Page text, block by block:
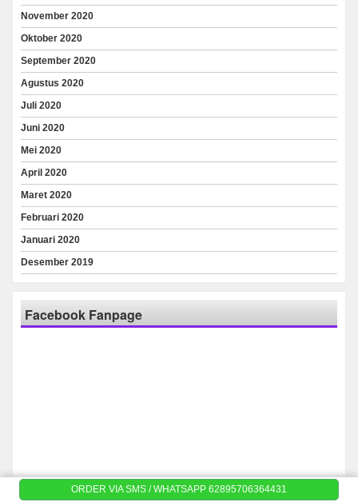
November 2020
Oktober 2020
September 2020
Agustus 2020
Juli 2020
Juni 2020
Mei 2020
April 2020
Maret 2020
Februari 2020
Januari 2020
Desember 2019
Facebook Fanpage
ORDER VIA SMS / WHATSAPP 62895706364431